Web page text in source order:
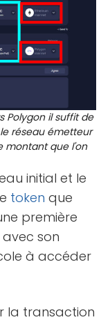
Polygon il suffit de
réseau émetteur
montant que l'on
initial et le
token que
première
son
à accéder
la transaction